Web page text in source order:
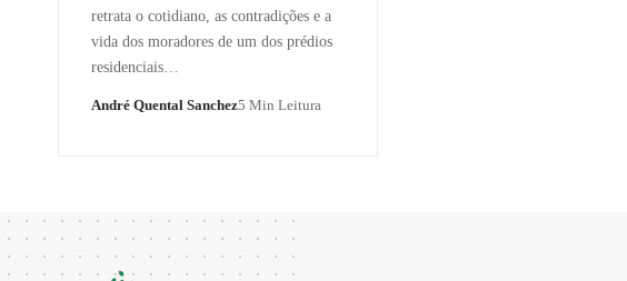
retrata o cotidiano, as contradições e a
vida dos moradores de um dos prédios
residenciais…
André Quental Sanchez5 Min Leitura